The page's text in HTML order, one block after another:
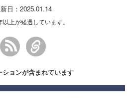
日：2025.01.14
上が経過しています。
ションが含まれています